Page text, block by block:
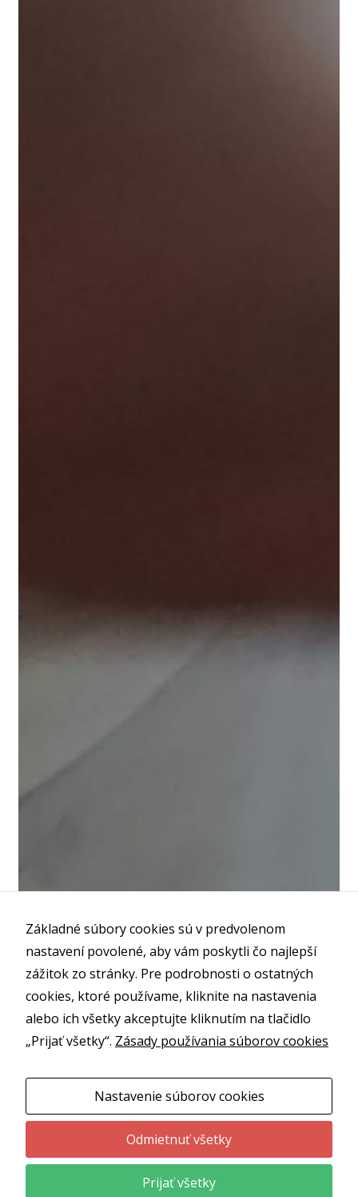
Základné súbory cookies sú v predvolenom
nastavení povolené, aby vám poskytli čo najlepší
zážitok zo stránky. Pre podrobnosti o ostatných
cookies, ktoré používame, kliknite na nastavenia
alebo ich všetky akceptujte kliknutím na tlačidlo
„Prijať všetky“. Zásady používania súborov cookies
Nastavenie súborov cookies
Odmietnuť všetky
Prijať všetky
Použitím našich webových stránok
súhlasíte s použitím cookies podľa